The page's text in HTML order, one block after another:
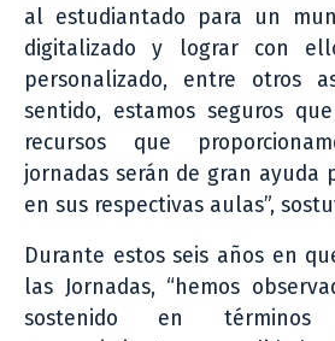
al estudiantado para un
digitalizado y lograr con
personalizado, entre otros
sentido, estamos seguros
recursos que
jornadas serán de gran ayuda
en sus respectivas aulas”,
Durante estos seis años en
las Jornadas, “hemos
sostenido en términos